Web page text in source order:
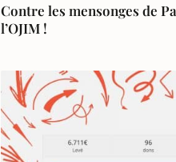
Contre les mensonges de
l’OJIM !